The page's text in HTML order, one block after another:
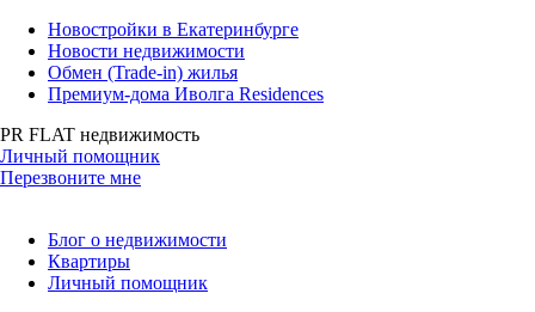
Новостройки в Екатеринбурге
Новости недвижимости
Обмен (Trade-in) жилья
Премиум-дома Иволга Residences
PR FLAT недвижимость
Личный помощник
Перезвоните мне
Блог о недвижимости
Квартиры
Личный помощник